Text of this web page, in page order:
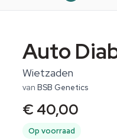
Auto
Wietzaden
van BSB Genetics
€ 40,00
Op voorraad